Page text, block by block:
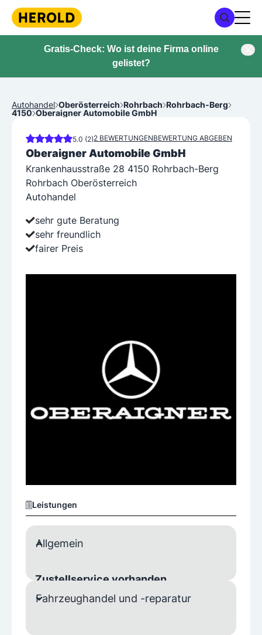
Gratis-Check: Wo ist deine Firma online
gelistet?
Autohandel Oberösterreich Rohrbach Rohrbach-Berg
4150 Oberaigner Automobile GmbH
5.0 (2)2 BEWERTUNGENBEWERTUNG ABGEBEN
Oberaigner Automobile GmbH
Krankenhausstraße 28 4150 Rohrbach-Berg
Rohrbach Oberösterreich
Autohandel
sehr gute Beratung
sehr freundlich
fairer Preis
Leistungen
Allgemein
Zustellservice vorhanden
Ja
Fahrzeughandel und -reparatur